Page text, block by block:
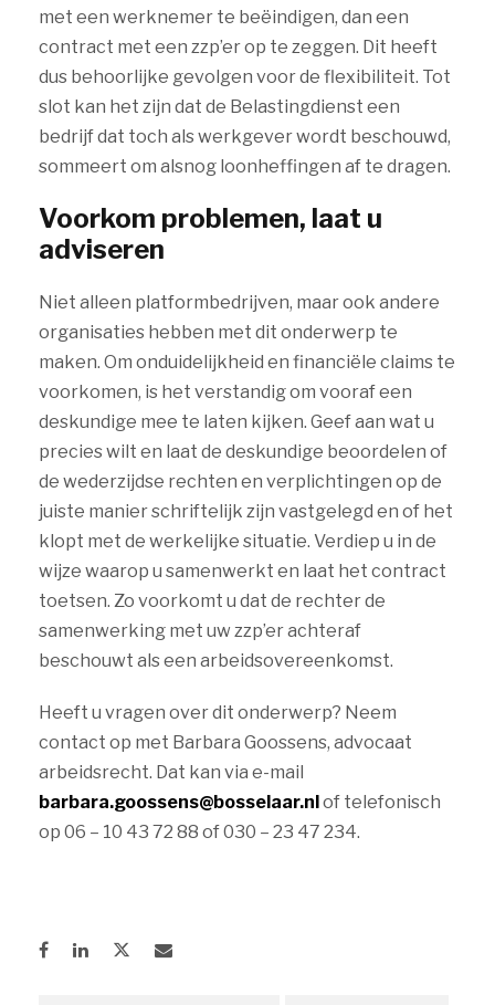
met een werknemer te beëindigen, dan een
contract met een zzp’er op te zeggen. Dit heeft
dus behoorlijke gevolgen voor de flexibiliteit. Tot
slot kan het zijn dat de Belastingdienst een
bedrijf dat toch als werkgever wordt beschouwd,
sommeert om alsnog loonheffingen af te dragen.
Voorkom problemen, laat u
adviseren
Niet alleen platformbedrijven, maar ook andere
organisaties hebben met dit onderwerp te
maken. Om onduidelijkheid en financiële claims te
voorkomen, is het verstandig om vooraf een
deskundige mee te laten kijken. Geef aan wat u
precies wilt en laat de deskundige beoordelen of
de wederzijdse rechten en verplichtingen op de
juiste manier schriftelijk zijn vastgelegd en of het
klopt met de werkelijke situatie. Verdiep u in de
wijze waarop u samenwerkt en laat het contract
toetsen. Zo voorkomt u dat de rechter de
samenwerking met uw zzp’er achteraf
beschouwt als een arbeidsovereenkomst.
Heeft u vragen over dit onderwerp? Neem
contact op met Barbara Goossens, advocaat
arbeidsrecht. Dat kan via e-mail
barbara.goossens@bosselaar.nlof telefonisch
op 06 – 10 43 72 88 of 030 – 23 47 234.